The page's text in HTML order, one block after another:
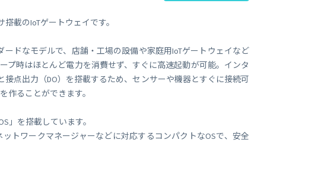
載のIoTゲートウェイです。
ドなモデルで、店舗・工場の設備や家庭用IoTゲートウェイなど
プ時はほとんど電力を消費せず、すぐに高速起動が可能。インタ
接点出力（DO）を搭載するため、センサーや機器とすぐに接続可
作ることができます。
」を搭載しています。
トワークマネージャーなどに対応するコンパクトなOSで、安全